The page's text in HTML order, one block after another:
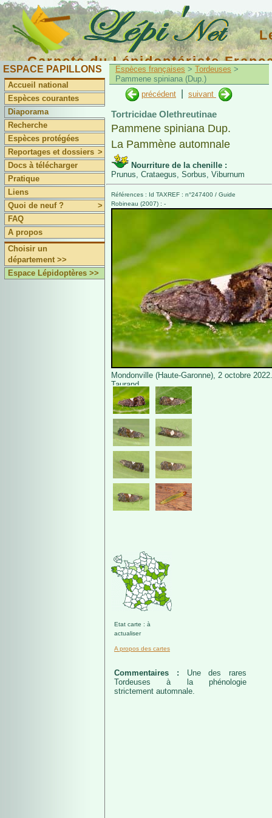
Carnets du Lépidoptériste
ESPACE PAPILLONS
Accueil national
Espèces courantes
Diaporama
Recherche
Espèces protégées
Reportages et dossiers >
Docs à télécharger
Pratique
Liens
Quoi de neuf ?
>
FAQ
A propos
Choisir un
département >>
Espace Lépidoptères >>
Espèces françaises > Tordeuses >
Pammene spiniana (Dup.)
précédent
suivant
Tortricidae Olethreutinae
Pammene spiniana Dup.
La Pammène automnale
Nourriture de la chenille :
Prunus, Crataegus, Sorbus, Viburnum
Références : Id TAXREF : n°247400 / Guide
Robineau (2007) : -
Mondonville (Haute-Garonne), 2 octobre
Taurand.
Etat carte : à
actualiser
A propos des cartes
Commentaires : Une des rares
Tordeuses à la phénologie
strictement automnale.